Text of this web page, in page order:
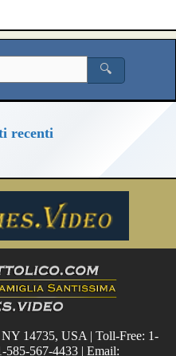
🔍
recenti
14735, USA | Toll-Free: 1-
585-567-4433 | Email: